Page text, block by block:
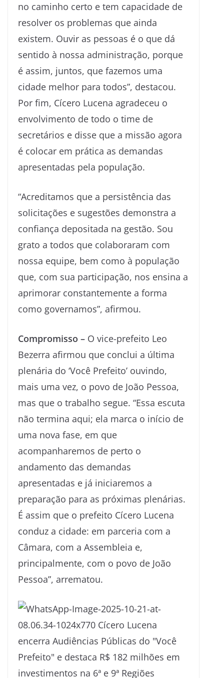
no caminho certo e tem capacidade de
resolver os problemas que ainda
existem. Ouvir as pessoas é o que dá
sentido à nossa administração, porque
é assim, juntos, que fazemos uma
cidade melhor para todos”, destacou.
Por fim, Cícero Lucena agradeceu o
envolvimento de todo o time de
secretários e disse que a missão agora
é colocar em prática as demandas
apresentadas pela população.
“Acreditamos que a persistência das
solicitações e sugestões demonstra a
confiança depositada na gestão. Sou
grato a todos que colaboraram com
nossa equipe, bem como à população
que, com sua participação, nos ensina a
aprimorar constantemente a forma
como governamos”, afirmou.
Compromisso – O vice-prefeito Leo
Bezerra afirmou que conclui a última
plenária do ‘Você Prefeito’ ouvindo,
mais uma vez, o povo de João Pessoa,
mas que o trabalho segue. “Essa escuta
não termina aqui; ela marca o início de
uma nova fase, em que
acompanharemos de perto o
andamento das demandas
apresentadas e já iniciaremos a
preparação para as próximas plenárias.
É assim que o prefeito Cícero Lucena
conduz a cidade: em parceria com a
Câmara, com a Assembleia e,
principalmente, com o povo de João
Pessoa”, arrematou.